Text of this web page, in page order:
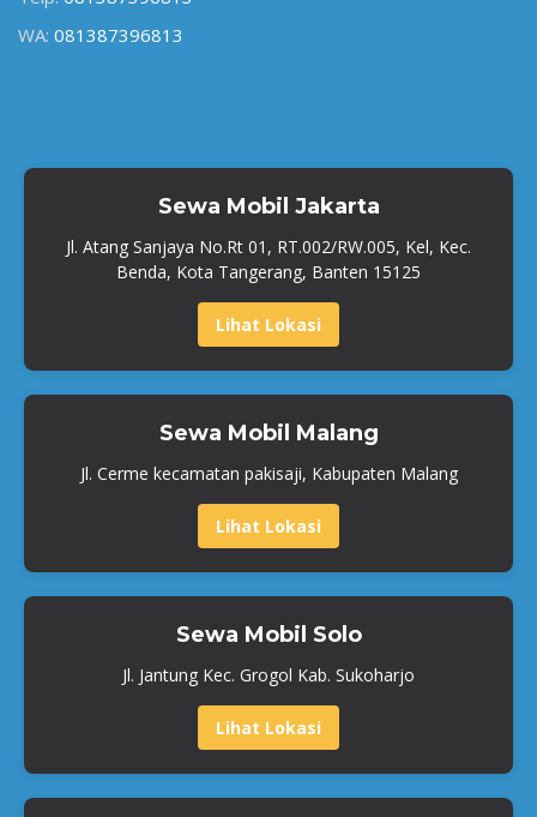
WA: 081387396813
Sewa Mobil Jakarta
Jl. Atang Sanjaya No.Rt 01, RT.002/RW.005, Kel, Kec.
Benda, Kota Tangerang, Banten 15125
Lihat Lokasi
Sewa Mobil Malang
Jl. Cerme kecamatan pakisaji, Kabupaten Malang
Lihat Lokasi
Sewa Mobil Solo
Jl. Jantung Kec. Grogol Kab. Sukoharjo
Lihat Lokasi